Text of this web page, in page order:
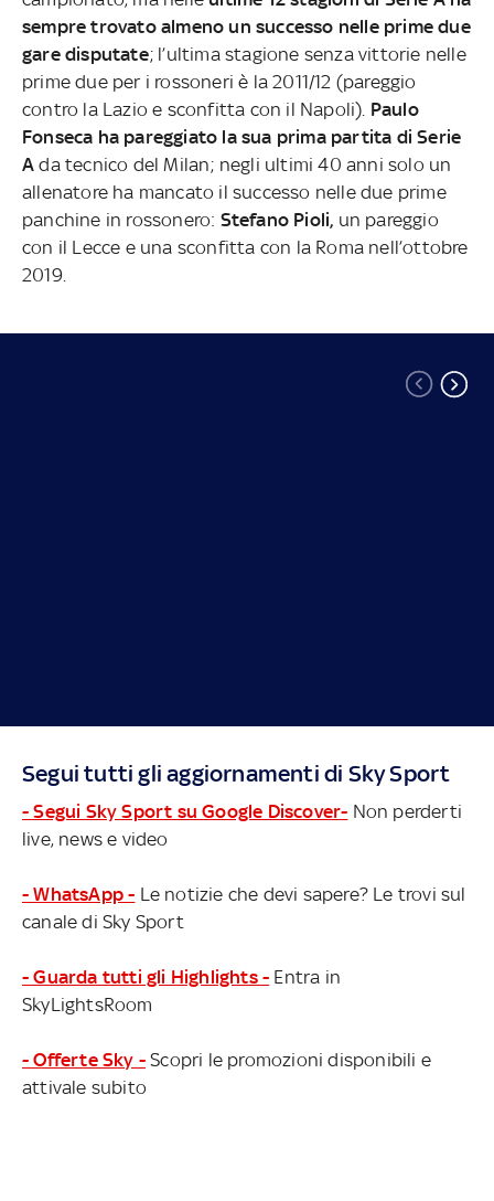
sempre trovato almeno un successo nelle prime due
gare disputate; l’ultima stagione senza vittorie nelle
prime due per i rossoneri è la 2011/12 (pareggio
contro la Lazio e sconfitta con il Napoli). Paulo
Fonseca ha pareggiato la sua prima partita di Serie
A da tecnico del Milan; negli ultimi 40 anni solo un
allenatore ha mancato il successo nelle due prime
panchine in rossonero: Stefano Pioli, un pareggio
con il Lecce e una sconfitta con la Roma nell’ottobre
2019.
Segui tutti gli aggiornamenti di Sky Sport
- Segui Sky Sport su Google Discover- Non perderti
live, news e video
- WhatsApp - Le notizie che devi sapere? Le trovi sul
canale di Sky Sport
- Guarda tutti gli Highlights - Entra in
SkyLightsRoom
- Offerte Sky - Scopri le promozioni disponibili e
attivale subito